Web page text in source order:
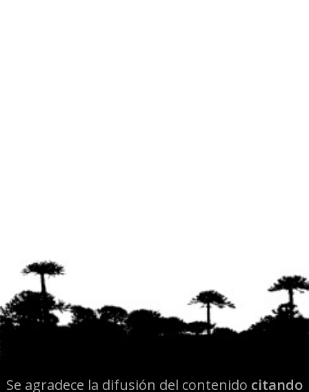
Se agradece la difusión del contenido citando